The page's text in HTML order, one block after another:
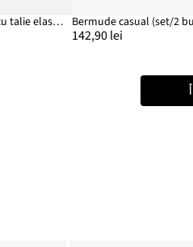
Bermude cu stretch cu talie elastică, Regular Fit Bermude casual (set/2
142,90 lei